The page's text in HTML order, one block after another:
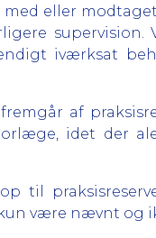
eller
iværksat
af
idet der
til
være nævnt og